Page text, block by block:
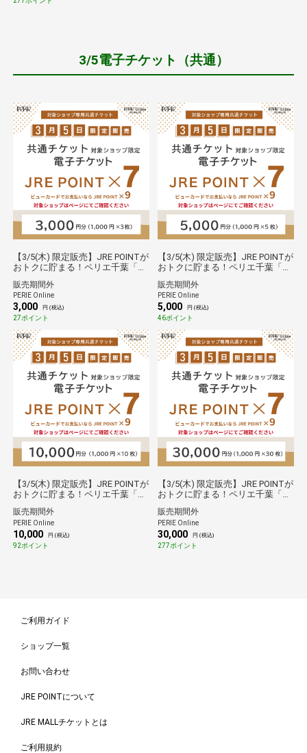
3/5電子チケット（共通）
【3/5(木) 限定販売】JRE POINTが
おトクに貯まる！ペリエ千葉「共
店頭専用電子チケット(3,000円)
販売期間外
PERIE Online
3,000 円 (税込)
27ポイント
【3/5(木) 限定販売】JRE POINTが
おトクに貯まる！ペリエ千葉「共
店頭専用電子チケット(5,000円)
販売期間外
PERIE Online
5,000 円 (税込)
46ポイント
【3/5(木) 限定販売】JRE POINTが
おトクに貯まる！ペリエ千葉「共
店頭専用電子チケット(10,000円)
販売期間外
PERIE Online
10,000 円 (税込)
92ポイント
【3/5(木) 限定販売】JRE POINTが
おトクに貯まる！ペリエ千葉「共
店頭専用電子チケット(30,000円)
販売期間外
PERIE Online
30,000 円 (税込)
277ポイント
ご利用ガイド
ショップ一覧
お問い合わせ
JRE POINTについて
JRE MALLチケットとは
ご利用規約